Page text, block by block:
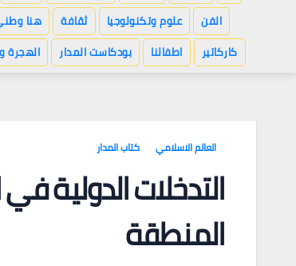
الفن
علوم وتكنولوجيا ثقافة هنا
كاركاتير
اطفالنا بودكاست المدار الهجرة
العالم الاسلامي كتاب المدار
التدخلات الدولية
المنطقة